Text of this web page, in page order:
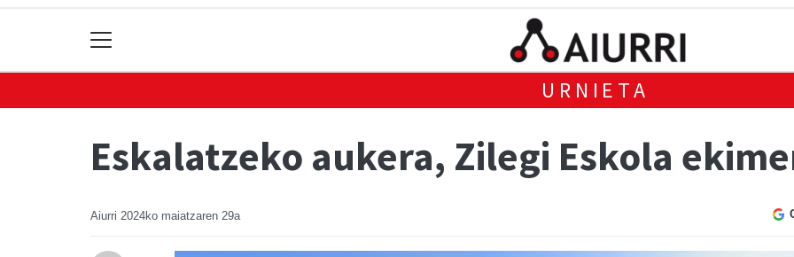
URNIETA
Eskalatzeko aukera, Zilegi Eskola
Aiurri 2024ko maiatzaren 29a